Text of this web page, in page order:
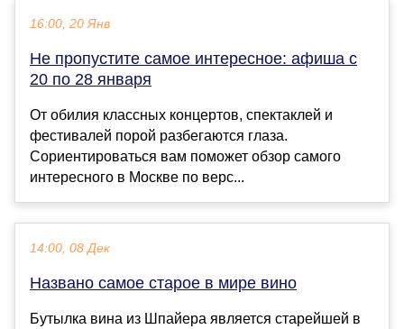
16:00, 20 Янв
Не пропустите самое интересное: афиша с
20 по 28 января
От обилия классных концертов, спектаклей и
фестивалей порой разбегаются глаза.
Сориентироваться вам поможет обзор самого
интересного в Москве по верс...
14:00, 08 Дек
Названо самое старое в мире вино
Бутылка вина из Шпайера является старейшей в